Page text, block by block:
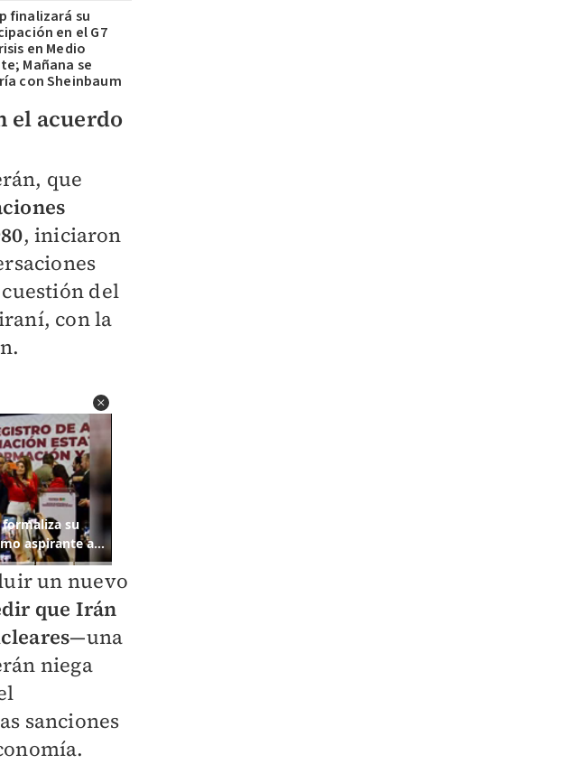
finalizará su
en el G7
en Medio
Mañana se
con Sheinbaum
el acuerdo
que
, iniciaron
del
con la
un nuevo
que Irán
—una
niega
sanciones